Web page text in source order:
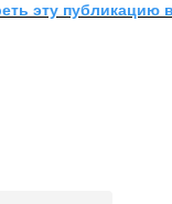
эту публикацию